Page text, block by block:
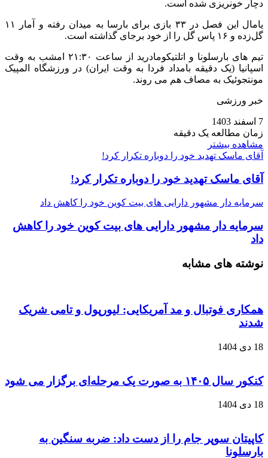
دچار خونریزی شده است.
یامال این فصل در ۳۳ بازی برای بارسا به میدان رفته و آمار ۱۱
گل‌زده و ۱۶ پاس‌ گل را از خود برجای گذاشته است.
تیم‌ های بارسلونا و اتلتیکومادرید از ساعت ۲۱:۳۰ امشب به وقت
اسپانیا (یک دقیقه بامداد فردا به وقت ایران) در ورزشگاه المپیک
مونتجوئیک به مصاف هم می‌ روند.
خبر ورزشی
7 اسفند 1403
زمان مطالعه یک دقیقه
مشاهده بیشتر
آقای ماسک تهدید خود را دوباره تکرار کرد!
آقای ماسک تهدید خود را دوباره تکرار کرد!
سرمایه دار مشهور دارایی‌ های بیت‌ کوین خود را کاهش داد
سرمایه دار مشهور دارایی‌ های بیت‌ کوین خود را کاهش
داد
نوشته های مشابه
همکاری فوتبال و مد آمریکایی: لیورپول و تامی شریک
شدند
18 دی 1404
کنکور سال ۱۴۰۵ به صورت یک‌ مرحله‌ای برگزار می‌ شود
18 دی 1404
کاپیتان سوپر جام را از دست داد: ضربه سنگین به
بارسلونا